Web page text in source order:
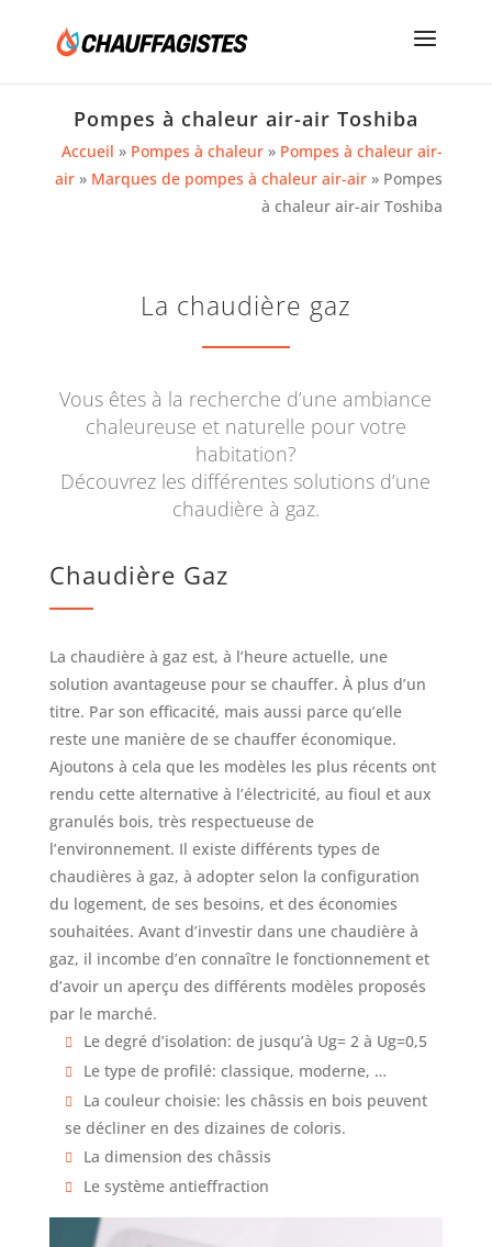
Pompes à chaleur air-air Toshiba
Accueil » Pompes à chaleur » Pompes à chaleur air-
air » Marques de pompes à chaleur air-air » Pompes
à chaleur air-air Toshiba
La chaudière gaz
Vous êtes à la recherche d’une ambiance
chaleureuse et naturelle pour votre
habitation?
Découvrez les différentes solutions d’une
chaudière à gaz.
Chaudière Gaz
La chaudière à gaz est, à l’heure actuelle, une
solution avantageuse pour se chauffer. À plus d’un
titre. Par son efficacité, mais aussi parce qu’elle
reste une manière de se chauffer économique.
Ajoutons à cela que les modèles les plus récents ont
rendu cette alternative à l’électricité, au fioul et aux
granulés bois, très respectueuse de
l’environnement. Il existe différents types de
chaudières à gaz, à adopter selon la configuration
du logement, de ses besoins, et des économies
souhaitées. Avant d’investir dans une chaudière à
gaz, il incombe d’en connaître le fonctionnement et
d’avoir un aperçu des différents modèles proposés
par le marché.
Le degré d’isolation: de jusqu’à Ug= 2 à Ug=0,5
Le type de profilé: classique, moderne, …
La couleur choisie: les châssis en bois peuvent
se décliner en des dizaines de coloris.
La dimension des châssis
Le système antieffraction